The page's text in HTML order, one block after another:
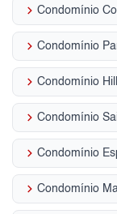
keyboard_arrow_right
keyboard_arrow_right
keyboard_arrow_right
keyboard_arrow_right Condomínio
keyboard_arrow_right Condomínio
keyboard_arrow_right Condomínio